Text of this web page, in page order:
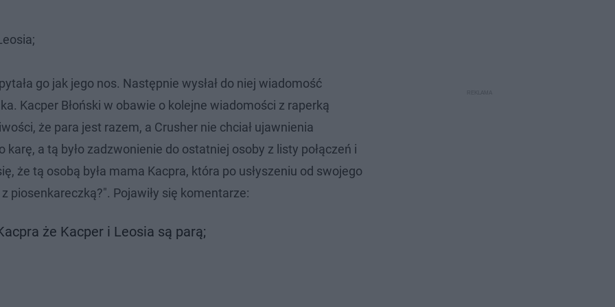
go jak jego nos. Następnie wysłał do niej wiadomość
Kacper Błoński w obawie o kolejne wiadomości z raperką
że para jest razem, a Crusher nie chciał ujawnienia
a tą było zadzwonienie do ostatniej osoby z listy połączeń i
że tą osobą była mama Kacpra, która po usłyszeniu od swojego
piosenkareczką?". Pojawiły się komentarze:
że Kacper i Leosia są parą;